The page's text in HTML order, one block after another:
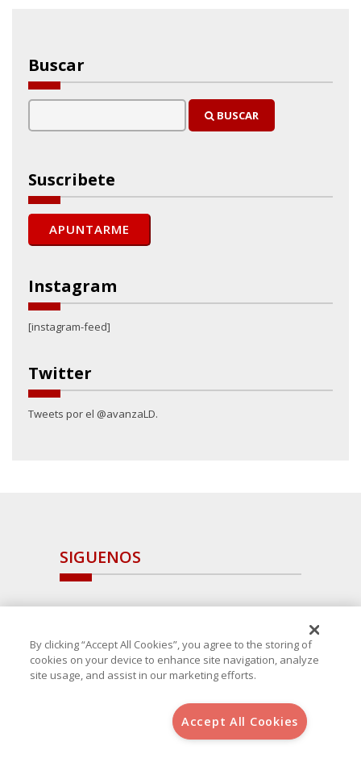
Buscar
BUSCAR
Suscribete
Instagram
[instagram-feed]
Twitter
Tweets por el @avanzaLD.
SIGUENOS
, S.L.U.(B-64405731) c/ San Norberto
By clicking “Accept All Cookies”, you agree to the storing of
cookies on your device to enhance site navigation, analyze
site usage, and assist in our marketing efforts.
Accept All Cookies